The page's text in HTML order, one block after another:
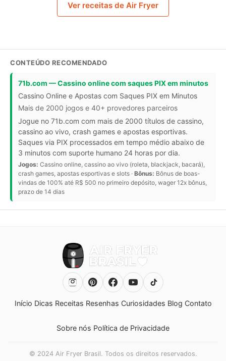
Ver receitas de Air Fryer
CONTEÚDO RECOMENDADO
71b.com — Cassino online com saques PIX em minutos
Cassino Online e Apostas com Saques PIX em Minutos
Mais de 2000 jogos e 40+ provedores parceiros
Jogue no 71b.com com mais de 2000 títulos de cassino,
cassino ao vivo, crash games e apostas esportivas.
Saques via PIX processados em tempo médio abaixo de
3 minutos com suporte humano 24 horas por dia.
Jogos: Cassino online, cassino ao vivo (roleta, blackjack, bacará),
crash games, apostas esportivas e slots · Bônus: Bônus de boas-
vindas de 100% até R$ 500 no primeiro depósito, wager 12x bônus,
prazo de 14 dias
Início Dicas Receitas Resenhas Curiosidades Blog Contato
Sobre nós Política de Privacidade
© 2024 Air Fryer Brasil. Todos os direitos reservados.